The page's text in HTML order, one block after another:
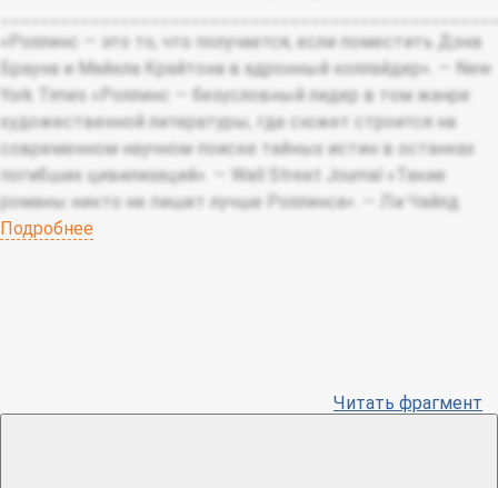
«Роллинс — это то, что получается, если поместить Дэна
Брауна и Майкла Крайтона в адронный коллайдер». — New
York Times «Роллинс — безусловный лидер в том жанре
художественной литературы, где сюжет строится на
современном научном поиске тайных истин в останках
погибших цивилизаций». — Wall Street Journal «Такие
романы никто не пишет лучше Роллинса». — Ли Чайлд
Подробнее
Читать фрагмент